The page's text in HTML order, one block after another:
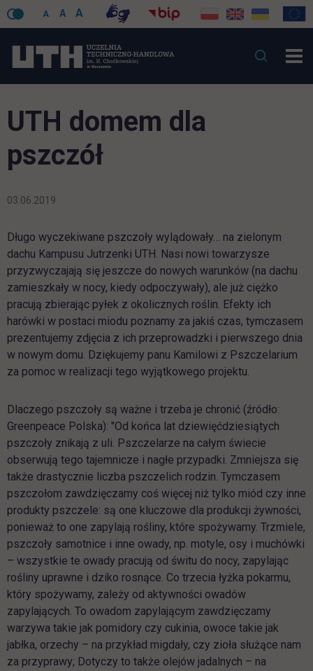
A A A
UTH domem dla
pszczół
03.06.2019
Długo wyczekiwane pszczoły wylądowały… na zielonym
dachu Kampusu Jutrzenki UTH. Nasi nowi towarzysze
przyzwyczajają się jeszcze do nowych warunków (na dachu
zamieszkały w nocy, kiedy odpoczywały), ale już ciężko
pracują zbierając pyłek z okolicznych roślin. Efekty ich
harówki w postaci miodu poznamy za jakiś czas, tymczasem
prezentujemy zdjęcia z ich przeprowadzki i pierwszego dnia
w nowym domu. Dziękujemy panu Kamilowi z Pszczelarium
za pomoc w realizacji tego wyjątkowego projektu.
Dlaczego pszczoły są ważne i trzeba je chronić (źródło:
Greenpeace Polska): "Od końca lat dziewięćdziesiątych
pszczoły znikają z uli. Pszczelarze na całym świecie
obserwują tego tajemnicze i nagłe przypadki. Zmniejsza się
także drastycznie liczba pszczelich rodzin. Tymczasem
pszczołom zawdzięczamy coś więcej niż tylko miód czy inne
produkty pszczele: są one kluczowe dla produkcji żywności,
ponieważ to one zapylają rośliny, które spożywamy. Trzmiele,
pszczoły samotnice i inne owady, np. motyle, osy i muchówki
– wszystkie te owady pracują od świtu do nocy, zapylając
rośliny uprawne i dziko rosnące. Co trzecia łyżka pokarmu,
który spożywamy, zależy od aktywności owadów
zapylających. To owadom zapylającym zawdzięczamy
warzywa takie jak pomidory czy cukinia, owoce takie jak
jabłka, orzechy – na przykład migdały, czy zioła służące nam
za przyprawy; Dotyczy to także olejów jadalnych – na